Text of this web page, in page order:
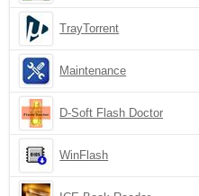
TrayTorrent
Maintenance
D-Soft Flash Doctor
WinFlash